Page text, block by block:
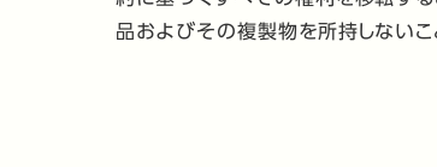
品およびその複製物を所持しないこ